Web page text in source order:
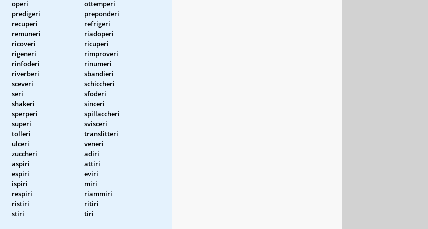
operi
ottemperi
predigeri
preponderi
recuperi
refrigeri
remuneri
riadoperi
ricoveri
ricuperi
rigeneri
rimproveri
rinfoderi
rinumeri
riverberi
sbandieri
sceveri
schiccheri
seri
sfoderi
shakeri
sinceri
sperperi
spillaccheri
superi
svisceri
tolleri
translitteri
ulceri
veneri
zuccheri
adiri
aspiri
attiri
espiri
eviri
ispiri
miri
respiri
riammiri
ristiri
ritiri
stiri
tiri